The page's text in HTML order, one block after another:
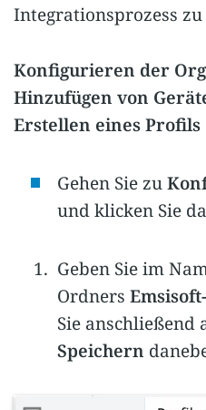
Integrationsprozess
Konfigurieren der
Hinzufügen von
Erstellen eines Profils
Gehen Sie zu
und klicken Sie
Geben Sie im
Ordners
Sie anschließend
Speichern